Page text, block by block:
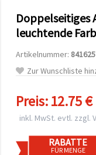
auch mit
Unterstützung
unserer
Analyse
und
Marketing.
Cookies
akzeptieren,
oder Ihre
Auswahl in
Doppelseitiges
leuchtende
Artikelnummer: 841625
Zur Wunschliste
Preis:12.75 €
inkl. MwSt. evtl. zzgl.
RABATTE
FÜR MENGE